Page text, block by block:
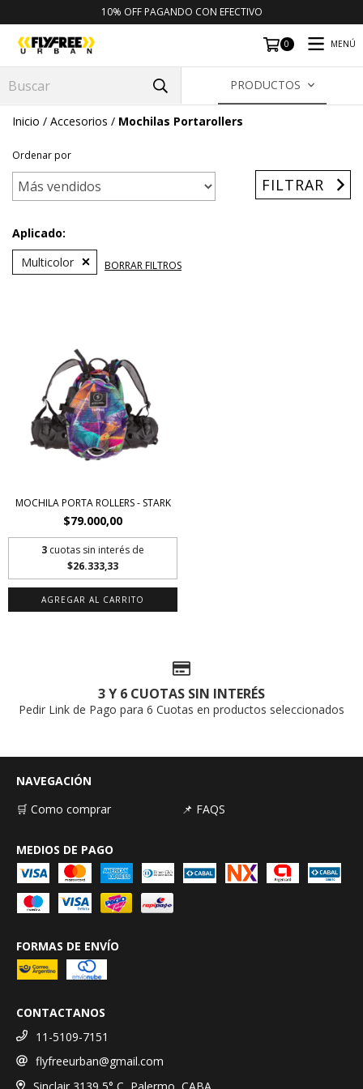
10% OFF PAGANDO CON EFECTIVO
0 MENÚ
PRODUCTOS
Inicio / Accesorios / Mochilas Portarollers
Ordenar por
FILTRAR
Aplicado:
Multicolor
BORRAR FILTROS
MOCHILA PORTA ROLLERS - STARK
$79.000,00
3 cuotas sin interés de
$26.333,33
AGREGAR AL CARRITO
3 Y 6 CUOTAS SIN INTERÉS
Pedir Link de Pago para 6 Cuotas en productos seleccionados
NAVEGACIÓN
🛒 Como comprar
📌 FAQS
MEDIOS DE PAGO
FORMAS DE ENVÍO
CONTACTANOS
11-5109-7151
flyfreeurban@gmail.com